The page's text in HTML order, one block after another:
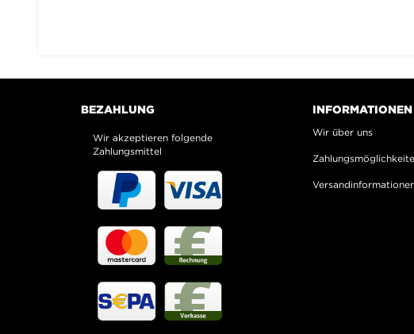
BEZAHLUNG
Wir akzeptieren folgende
Zahlungsmittel
INFORMATIONEN
Wir über uns